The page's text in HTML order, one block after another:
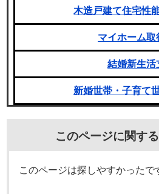
木造戸建て住宅性
マイホーム取
結婚新生活
新婚世帯・子育て
このページに関す
このページは探しやすかったで